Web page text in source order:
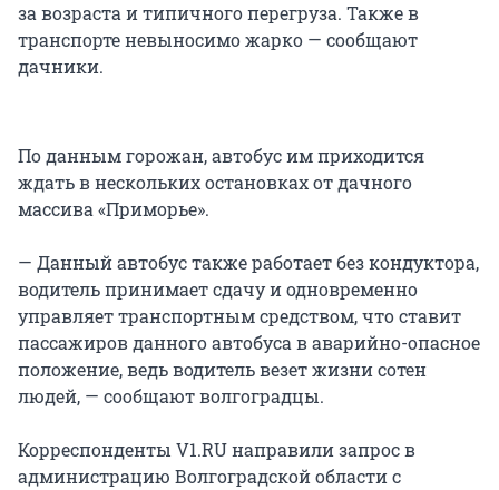
за возраста и типичного перегруза. Также в
транспорте невыносимо жарко — сообщают
дачники.
По данным горожан, автобус им приходится
ждать в нескольких остановках от дачного
массива «Приморье».
— Данный автобус также работает без кондуктора,
водитель принимает сдачу и одновременно
управляет транспортным средством, что ставит
пассажиров данного автобуса в аварийно-опасное
положение, ведь водитель везет жизни сотен
людей, — сообщают волгоградцы.
Корреспонденты V1.RU направили запрос в
администрацию Волгоградской области с